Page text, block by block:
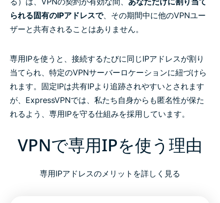
デバイスとプラットフォームの互換性
Windows、Mac、Linux向け専用IPの設定方法
専用IPはあなたに向いていますか？
ExpressVPNが信頼性と安心感をどのように築いてい
ExpressVPNに寄せられている声
られる固有のIPアドレスで、その期間中に他のVPNユー
ザーと共有されることはありません。
専用IPを使うと、接続するたびに同じIPアドレスが割り
当てられ、特定のVPNサーバーロケーションに紐づけら
れます。固定IPは共有IPより追跡されやすいとされます
が、ExpressVPNでは、私たち自身からも匿名性が保た
れるよう、専用IPを守る仕組みを採用しています。
VPNで専用IPを使う理由
専用IPアドレスのメリットを詳しく見る